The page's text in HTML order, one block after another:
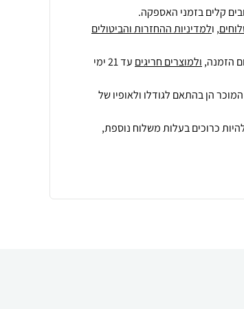
קלים בזמני האספקה.
, ולמדיניות ההחזרות והביטולים
ולמוצרים חריגים
עד 21 ימי
הן בהתאם לגודלו ולאופיו של
כרוכים בעלות משלוח נוספת,